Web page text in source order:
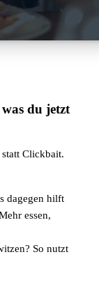
du jetzt
Clickbait.
dagegen hilft
essen,
So nutzt